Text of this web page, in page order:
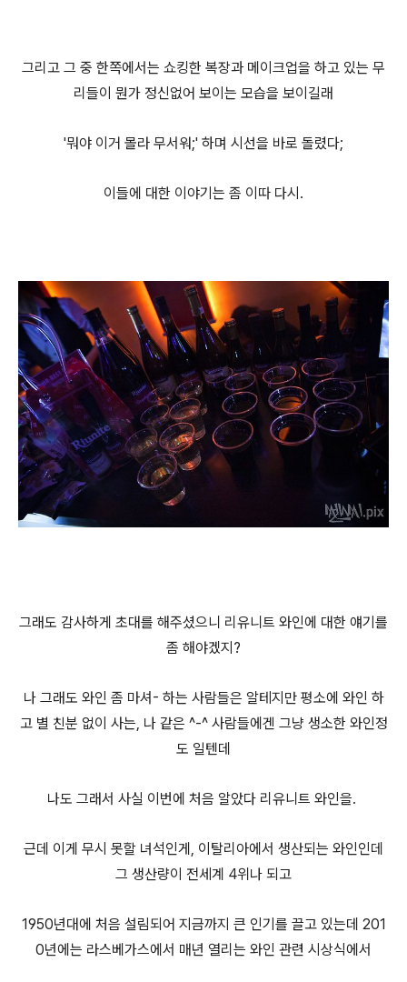
그리고 그 중 한쪽에서는 쇼킹한 복장과 메이크업을 하고 있는 무
리들이 뭔가 정신없어 보이는 모습을 보이길래
'뭐야 이거 몰라 무서워;' 하며 시선을 바로 돌렸다;
이들에 대한 이야기는 좀 이따 다시.
그래도 감사하게 초대를 해주셨으니 리유니트 와인에 대한 얘기를
좀 해야겠지?
나 그래도 와인 좀 마셔- 하는 사람들은 알테지만 평소에 와인 하
고 별 친분 없이 사는, 나 같은 ^-^ 사람들에겐 그냥 생소한 와인정
도 일텐데
나도 그래서 사실 이번에 처음 알았다 리유니트 와인을.
근데 이게 무시 못할 녀석인게, 이탈리아에서 생산되는 와인인데
그 생산량이 전세계 4위나 되고
1950년대에 처음 설림되어 지금까지 큰 인기를 끌고 있는데 201
0년에는 라스베가스에서 매년 열리는 와인 관련 시상식에서